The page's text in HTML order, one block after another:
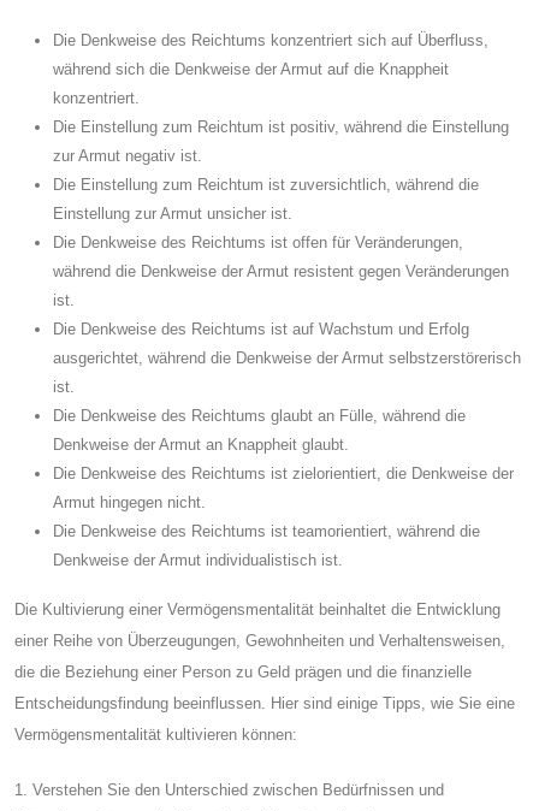
Die Denkweise des Reichtums konzentriert sich auf Überfluss,
während sich die Denkweise der Armut auf die Knappheit
konzentriert.
Die Einstellung zum Reichtum ist positiv, während die Einstellung
zur Armut negativ ist.
Die Einstellung zum Reichtum ist zuversichtlich, während die
Einstellung zur Armut unsicher ist.
Die Denkweise des Reichtums ist offen für Veränderungen,
während die Denkweise der Armut resistent gegen Veränderungen
ist.
Die Denkweise des Reichtums ist auf Wachstum und Erfolg
ausgerichtet, während die Denkweise der Armut selbstzerstörerisch
ist.
Die Denkweise des Reichtums glaubt an Fülle, während die
Denkweise der Armut an Knappheit glaubt.
Die Denkweise des Reichtums ist zielorientiert, die Denkweise der
Armut hingegen nicht.
Die Denkweise des Reichtums ist teamorientiert, während die
Denkweise der Armut individualistisch ist.
Die Kultivierung einer Vermögensmentalität beinhaltet die Entwicklung
einer Reihe von Überzeugungen, Gewohnheiten und Verhaltensweisen,
die die Beziehung einer Person zu Geld prägen und die finanzielle
Entscheidungsfindung beeinflussen. Hier sind einige Tipps, wie Sie eine
Vermögensmentalität kultivieren können:
1. Verstehen Sie den Unterschied zwischen Bedürfnissen und